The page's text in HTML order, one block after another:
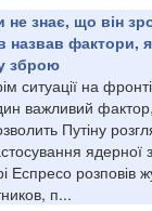
не знає, що він
фактори,
зброю
ситуації на
важливий
Путіну
ядерної
розповів
п...